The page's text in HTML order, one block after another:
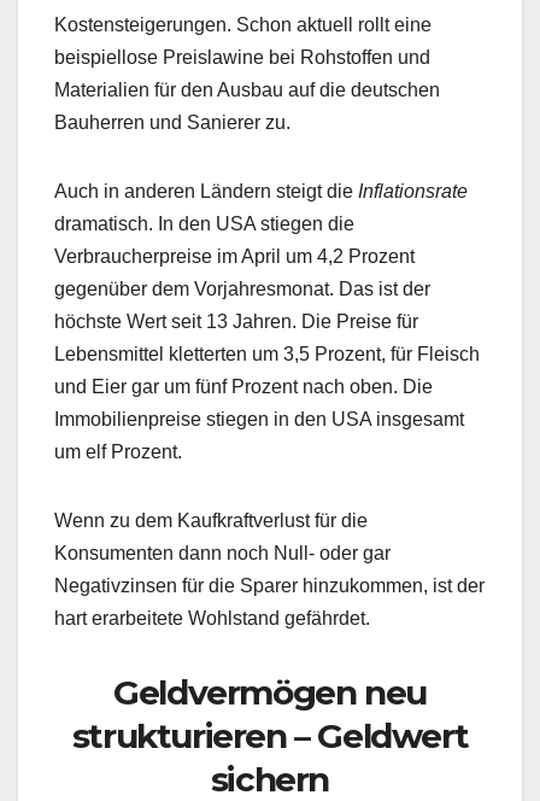
Kostensteigerungen. Schon aktuell rollt eine
beispiellose Preislawine bei Rohstoffen und
Materialien für den Ausbau auf die deutschen
Bauherren und Sanierer zu.
Auch in anderen Ländern steigt die Inflationsrate
dramatisch. In den USA stiegen die
Verbraucherpreise im April um 4,2 Prozent
gegenüber dem Vorjahresmonat. Das ist der
höchste Wert seit 13 Jahren. Die Preise für
Lebensmittel kletterten um 3,5 Prozent, für Fleisch
und Eier gar um fünf Prozent nach oben. Die
Immobilienpreise stiegen in den USA insgesamt
um elf Prozent.
Wenn zu dem Kaufkraftverlust für die
Konsumenten dann noch Null- oder gar
Negativzinsen für die Sparer hinzukommen, ist der
hart erarbeitete Wohlstand gefährdet.
Geldvermögen neu
strukturieren – Geldwert
sichern